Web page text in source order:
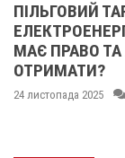
ТАРИФ НА
ХТО
ТА ЯК ЙОГО
0